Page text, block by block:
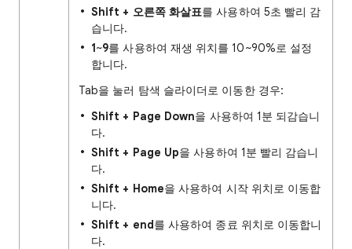
Shift + 오른쪽 화살표를 사용하여 5초 빨리 감
습니다.
1~9를 사용하여 재생 위치를 10~90%로 설정
합니다.
Tab을 눌러 탐색 슬라이더로 이동한 경우:
Shift + Page Down을 사용하여 1분 되감습니
다.
Shift + Page Up을 사용하여 1분 빨리 감습니
다.
Shift + Home을 사용하여 시작 위치로 이동합
니다.
Shift + end를 사용하여 종료 위치로 이동합니
다.